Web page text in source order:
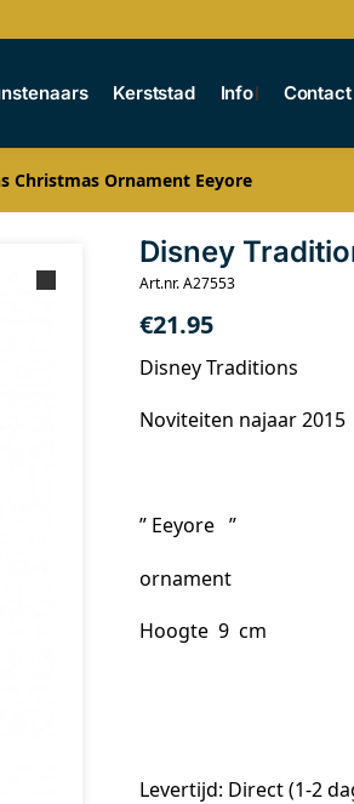
Kerststad Info Contact
Christmas Ornament Eeyore
Disney
Art.nr. A27553
€21.95
Disney Traditions
Noviteiten najaar 2015
” Eeyore ”
ornament
Hoogte 9 cm
Levertijd: Direct (1-2